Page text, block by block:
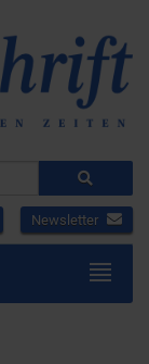
Newsletter